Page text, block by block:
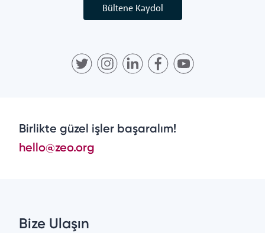
Bültene Kaydol
Birlikte güzel işler başaralım!
hello@zeo.org
Bize Ulaşın